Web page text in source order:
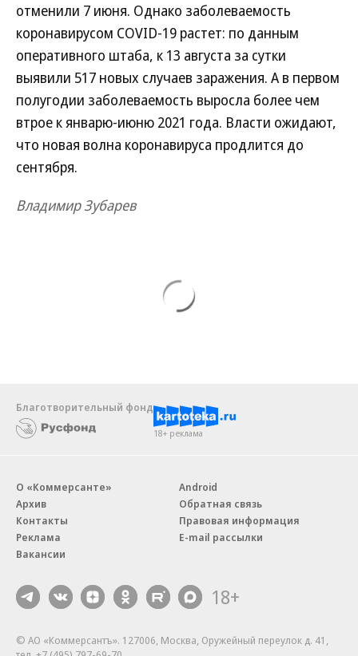
отменили 7 июня. Однако заболеваемость
коронавирусом COVID-19 растет: по данным
оперативного штаба, к 13 августа за сутки
выявили 517 новых случаев заражения. А в первом
полугодии заболеваемость выросла более чем
втрое к январю-июню 2021 года. Власти ожидают,
что новая волна коронавируса продлится до
сентября.
Владимир Зубарев
Благотворительный фонд
18+ реклама
О «Коммерсанте»
Архив
Контакты
Реклама
Вакансии
Android
Обратная связь
Правовая информация
E-mail рассылки
18+
© АО «Коммерсантъ». 127006, Москва, Оружейный переулок д. 41,